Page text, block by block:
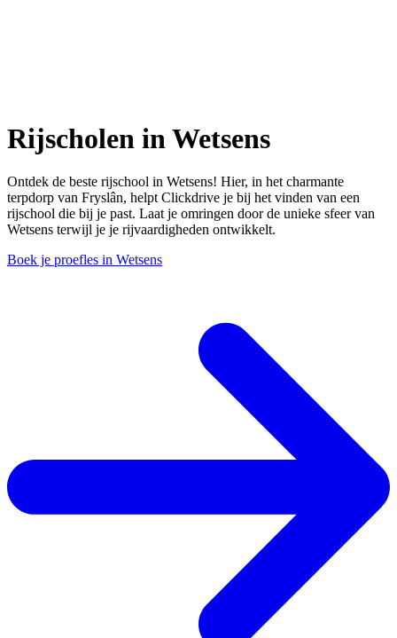
Rijscholen in Wetsens
Ontdek de beste rijschool in Wetsens! Hier, in het charmante
terpdorp van Fryslân, helpt Clickdrive je bij het vinden van een
rijschool die bij je past. Laat je omringen door de unieke sfeer van
Wetsens terwijl je je rijvaardigheden ontwikkelt.
Boek je proefles in Wetsens